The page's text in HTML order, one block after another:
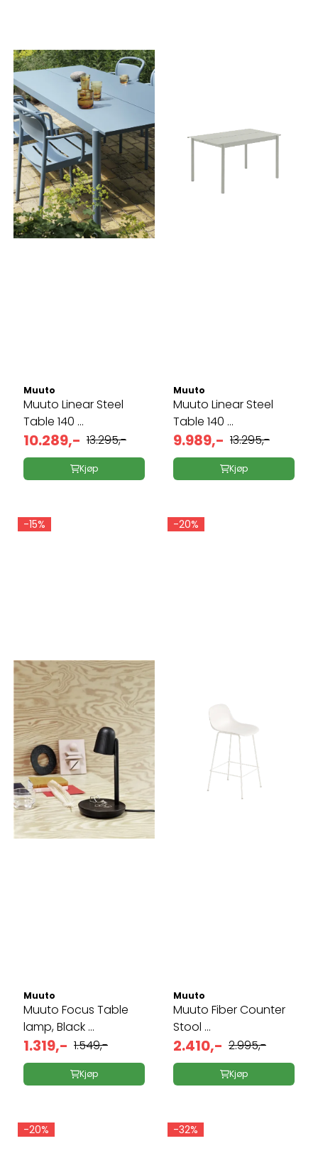
Muuto
Muuto Linear Steel
Table 140 ...
10.289,- 13.295,-
Kjøp
Muuto
Muuto Linear Steel
Table 140 ...
9.989,- 13.295,-
Kjøp
-15%
Muuto
Muuto Focus Table
lamp, Black ...
1.319,- 1.549,-
Kjøp
-20%
Muuto
Muuto Fiber Counter
Stool ...
2.410,- 2.995,-
Kjøp
-20% -32%